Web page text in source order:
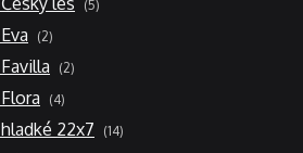
5
produktů
22
produkty
22
produkty
44
produkty
22x7 1414
produktů